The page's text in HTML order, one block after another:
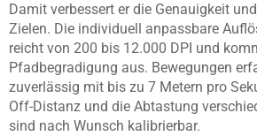
Damit verbessert er die Genauigkeit
Zielen. Die individuell anpassbare
reicht von 200 bis 12.000 DPI und
Pfadbegradigung aus. Bewegungen
zuverlässig mit bis zu 7 Metern pro
Off-Distanz und die Abtastung
sind nach Wunsch kalibrierbar.